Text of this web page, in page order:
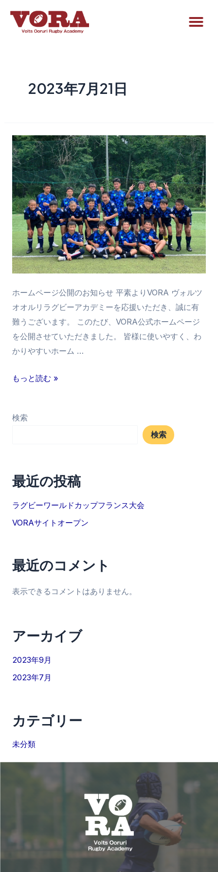
2023年7月21日
ホームページ公開のお知らせ 平素よりVORA ヴォルツ
オオルリラグビーアカデミーを応援いただき、誠に有
難うございます。 このたび、VORA公式ホームページ
を公開させていただきました。 皆様に使いやすく、わ
かりやすいホーム …
もっと読む »
検索
検索
最近の投稿
ラグビーワールドカップフランス大会
VORAサイトオープン
最近のコメント
表示できるコメントはありません。
アーカイブ
2023年9月
2023年7月
カテゴリー
未分類